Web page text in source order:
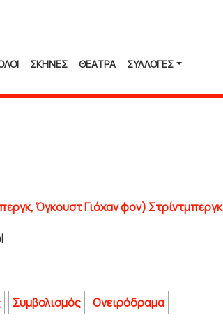
ΣΚΗΝΕΣ ΘΕΑΤΡΑ ΣΥΛΛΟΓΈΣ
Όγκουστ Γιόχαν φον) Στρίντμπεργκ
Συμβολισμός Ονειρόδραμα